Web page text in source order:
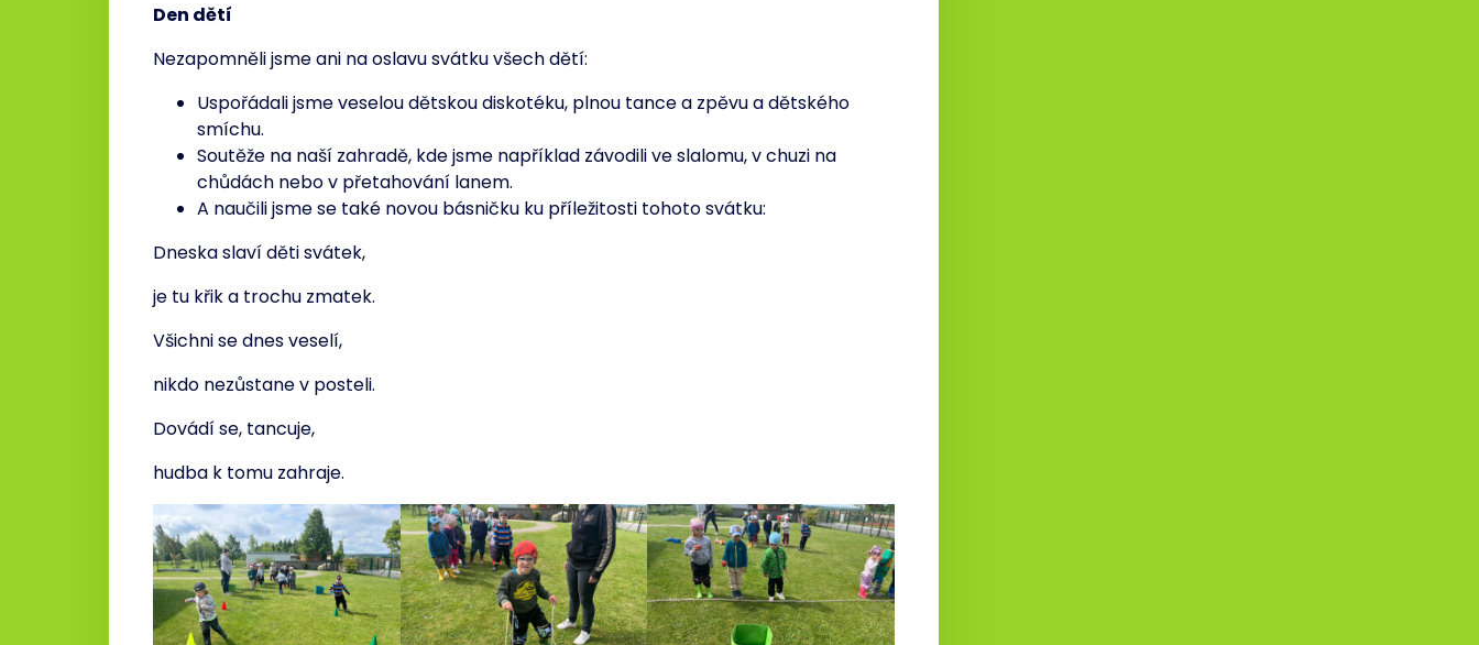
Den dětí
Nezapomněli jsme ani na oslavu svátku všech dětí:
Uspořádali jsme veselou dětskou diskotéku, plnou tance a zpěvu a dětského
smíchu.
Soutěže na naší zahradě, kde jsme například závodili ve slalomu, v chuzi na
chůdách nebo v přetahování lanem.
A naučili jsme se také novou básničku ku příležitosti tohoto svátku:
Dneska slaví děti svátek,
je tu křik a trochu zmatek.
Všichni se dnes veselí,
nikdo nezůstane v posteli.
Dovádí se, tancuje,
hudba k tomu zahraje.